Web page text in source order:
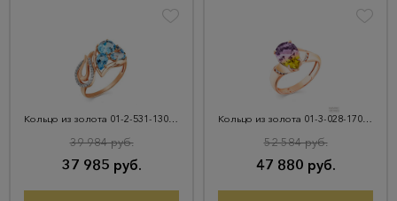
Кольцо из золота 01-2-531-1301-011
37 985 руб.
39 984 руб.
Кольцо из золота 01-3-028-1701-011
47 880 руб.
52 584 руб.